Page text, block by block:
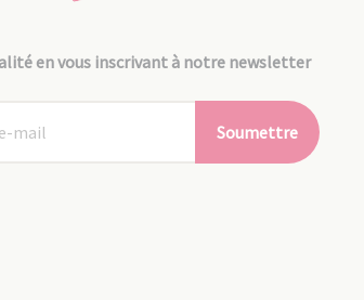
en vous inscrivant à notre newsletter
Soumettre